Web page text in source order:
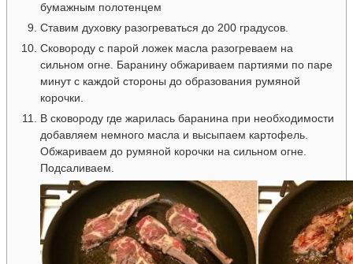
бумажным полотенцем
Ставим духовку разогреваться до 200 градусов.
Сковороду с парой ложек масла разогреваем на
сильном огне. Баранину обжариваем партиями по паре
минут с каждой стороны до образования румяной
корочки.
В сковороду где жарилась баранина при необходимости
добавляем немного масла и высыпаем картофель.
Обжариваем до румяной корочки на сильном огне.
Подсаливаем.